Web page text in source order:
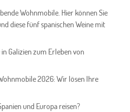
Wohnmobile. Hier können Sie
diese fünf spanischen Weine mit
Galizien zum Erleben von
2026: Wir lösen Ihre
und Europa reisen?